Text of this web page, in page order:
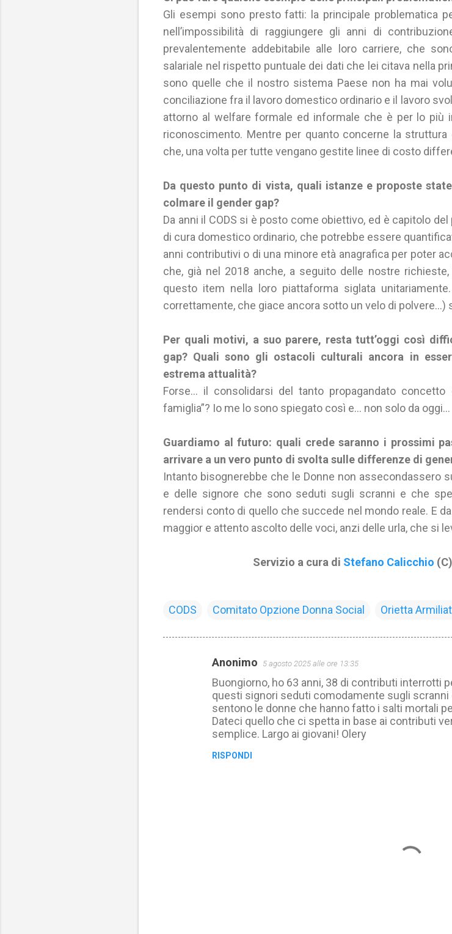
Gli esempi sono presto fatti: la principale problematica
nell’impossibilità di raggiungere gli anni di
prevalentemente addebitabile alle loro carriere, che
salariale nel rispetto puntuale dei dati che lei citava nella
sono quelle che il nostro sistema Paese non ha mai
conciliazione fra il lavoro domestico ordinario e il lavoro
attorno al welfare formale ed informale che è per lo più
riconoscimento. Mentre per quanto concerne la
che, una volta per tutte vengano gestite linee di costo
Da questo punto di vista, quali istanze e proposte
colmare il gender gap?
Da anni il CODS si è posto come obiettivo, ed è capitolo
di cura domestico ordinario, che potrebbe essere
anni contributivi o di una minore età anagrafica per poter
che, già nel 2018 anche, a seguito delle nostre
questo item nella loro piattaforma siglata
correttamente, che giace ancora sotto un velo di polvere…)
Per quali motivi, a suo parere, resta tutt’oggi così
gap? Quali sono gli ostacoli culturali ancora in
estrema attualità?
Forse… il consolidarsi del tanto propagandato
famiglia”? Io me lo sono spiegato così e… non solo da oggi…
Guardiamo al futuro: quali crede saranno i prossimi
arrivare a un vero punto di svolta sulle differenze di
Intanto bisognerebbe che le Donne non assecondassero
e delle signore che sono seduti sugli scranni e che
rendersi conto di quello che succede nel mondo reale. E
maggior e attento ascolto delle voci, anzi delle urla, che si
Servizio a cura di Stefano Calicchio
CODS Comitato Opzione Donna Social Orietta
Anonimo 5 agosto 2025 alle ore 13:35
Buongiorno, ho 63 anni, 38 di contributi interrotti
questi signori seduti comodamente sugli
sentono le donne che hanno fatto i salti mortali
Dateci quello che ci spetta in base ai contributi
semplice. Largo ai giovani! Olery
RISPONDI